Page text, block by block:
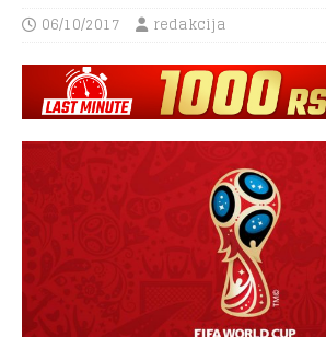
06/10/2017 redakcija